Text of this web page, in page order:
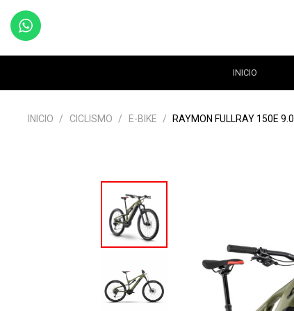
INICIO
INICIO / CICLISMO / E-BIKE / RAYMON FULLRAY 150E 9.0